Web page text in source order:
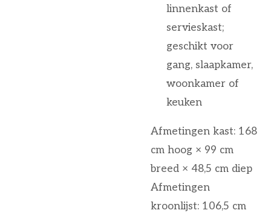
linnenkast of
servieskast;
geschikt voor
gang, slaapkamer,
woonkamer of
keuken
Afmetingen kast: 168
cm hoog × 99 cm
breed × 48,5 cm diep
Afmetingen
kroonlijst: 106,5 cm